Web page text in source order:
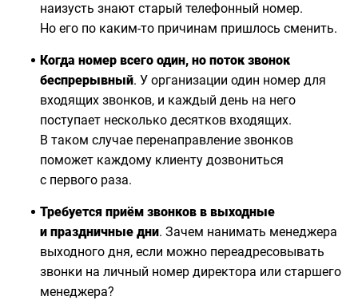
наизусть знают старый телефонный номер.
Но его по каким-то причинам пришлось сменить.
Когда номер всего один, но поток звонок
беспрерывный. У организации один номер для
входящих звонков, и каждый день на него
поступает несколько десятков входящих.
В таком случае перенаправление звонков
поможет каждому клиенту дозвониться
с первого раза.
Требуется приём звонков в выходные
и праздничные дни. Зачем нанимать менеджера
выходного дня, если можно переадресовывать
звонки на личный номер директора или старшего
менеджера?